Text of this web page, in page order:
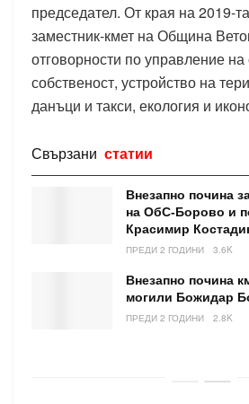
председател. От края на 2019-
заместник-кмет на Община
отговорности по управление
собственост, устройство на
данъци и такси, екология и
Свързани статии
Внезапно почина
на ОбС-Борово и
Красимир
ПРЕДИ 2 ГОДИНИ 3.6K
Внезапно почина
могили Божидар
ПРЕДИ 2 ГОДИНИ 2.8K